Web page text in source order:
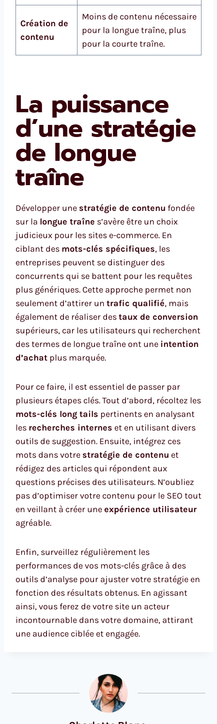
Création de
contenu
Moins de contenu nécessaire
pour la longue traîne, plus
pour la courte traîne.
La puissance
d’une stratégie
de longue
traîne
Développer une stratégie de contenu fondée
sur la longue traîne s’avère être un choix
judicieux pour les sites e-commerce. En
ciblant des mots-clés spécifiques, les
entreprises peuvent se distinguer des
concurrents qui se battent pour les requêtes
plus génériques. Cette approche permet non
seulement d’attirer un trafic qualifié, mais
également de réaliser destaux de conversion
supérieurs, car les utilisateurs qui recherchent
des termes de longue traîne ont une intention
d’achat plus marquée.
Pour ce faire, il est essentiel de passer par
plusieurs étapes clés. Tout d’abord, récoltez les
mots-clés long tails pertinents en analysant
les recherches internes et en utilisant divers
outils de suggestion. Ensuite, intégrez ces
mots dans votre stratégie de contenu et
rédigez des articles qui répondent aux
questions précises des utilisateurs. N’oubliez
pas d’optimiser votre contenu pour le SEO tout
en veillant à créer uneexpérience utilisateur
agréable.
Enfin, surveillez régulièrement les
performances de vos mots-clés grâce à des
outils d’analyse pour ajuster votre stratégie en
fonction des résultats obtenus. En agissant
ainsi, vous ferez de votre site un acteur
incontournable dans votre domaine, attirant
une audience ciblée et engagée.